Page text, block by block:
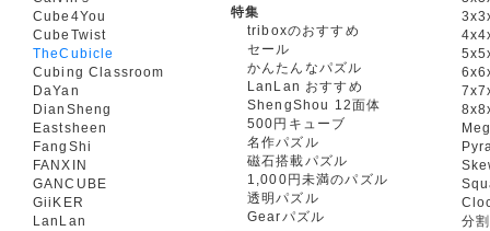
Cube4You
CubeTwist
TheCubicle
Cubing Classroom
DaYan
DianSheng
Eastsheen
FangShi
FANXIN
GANCUBE
GiiKER
LanLan
特集
triboxのおすすめ
セール
かんたんなパズル
LanLan おすすめ
ShengShou 12面体
500円キューブ
名作パズル
磁石搭載パズル
1,000円未満のパズル
透明パズル
Gearパズル
分